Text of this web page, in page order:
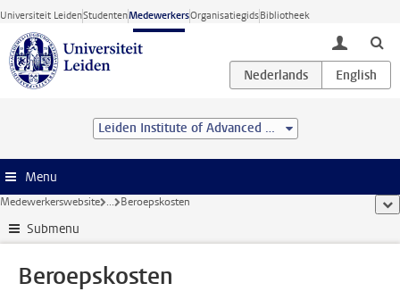
Ga direct naar de inhoud
Universiteit LeidenStudentenMedewerkersOrganisatiegidsBibliotheek
toggle
Leiden Institute of Advanced Computer Science (LIACS)
Menu
Medewerkerswebsite ... Beroepskosten
Submenu
Beroepskosten